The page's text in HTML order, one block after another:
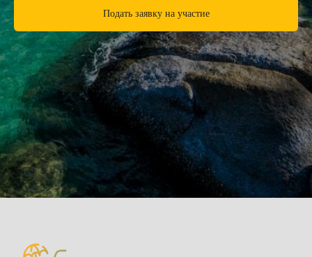
Подать заявку на участие